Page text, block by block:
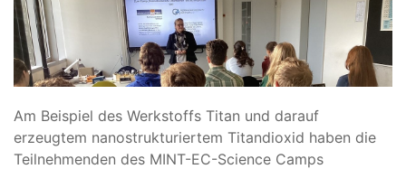
Am Beispiel des Werkstoffs Titan und darauf
erzeugtem nanostrukturiertem Titandioxid haben die
Teilnehmenden des MINT-EC-Science Camps